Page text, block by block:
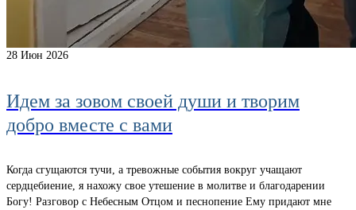
28 Июн 2026
Идем за зовом своей души и творим
добро вместе с вами
Когда сгущаются тучи, а тревожные события вокруг учащают
сердцебиение, я нахожу свое утешение в молитве и благодарении
Богу! Разговор с Небесным Отцом и песнопение Ему придают мне